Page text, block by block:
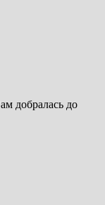
добралась до